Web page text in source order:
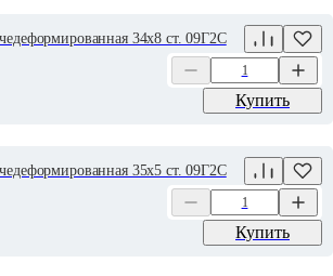
34х8 ст. 09Г2С
Купить
35х5 ст. 09Г2С
Купить